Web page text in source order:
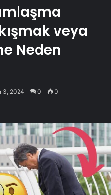
veya
Neden
3, 2024 0 0